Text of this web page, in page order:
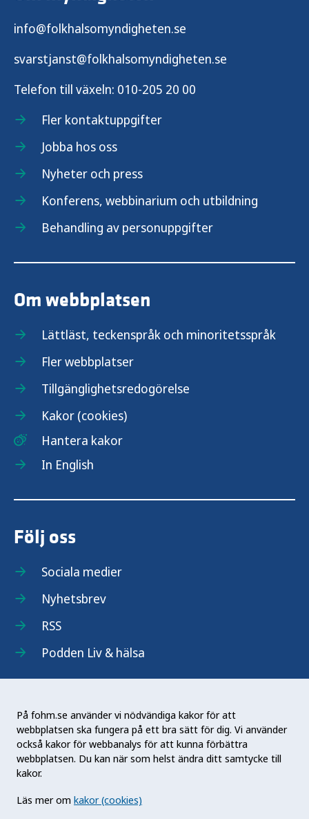
På fohm.se använder vi nödvändiga kakor för att
webbplatsen ska fungera på ett bra sätt för dig. Vi använder
också kakor för webbanalys för att kunna förbättra
webbplatsen. Du kan när som helst ändra ditt samtycke till
kakor.
Läs mer om kakor (cookies)
info@folkhalsomyndigheten.se
svarstjanst@folkhalsomyndigheten.se
Telefon till växeln: 010-205 20 00
Fler kontaktuppgifter
Jobba hos oss
Nyheter och press
Konferens, webbinarium och utbildning
Behandling av personuppgifter
Om webbplatsen
Lättläst, teckenspråk och minoritetsspråk
Fler webbplatser
Tillgänglighetsredogörelse
Kakor (cookies)
Hantera kakor
In English
Följ oss
Sociala medier
Nyhetsbrev
RSS
Podden Liv & hälsa
Folkhälsomyndigheten (Fohm) är en nationell
kunskapsmyndighet som arbetar för en bättre
folkhälsa. Det gör myndigheten genom att
främja hälsa, förebygga ohälsa och skydda mot